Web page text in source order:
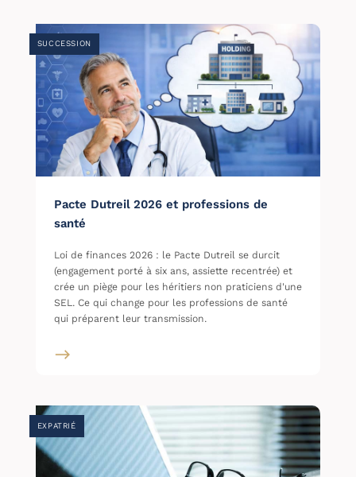
SUCCESSION
Pacte Dutreil 2026 et professions de
santé
Loi de finances 2026 : le Pacte Dutreil se durcit
(engagement porté à six ans, assiette recentrée) et
crée un piège pour les héritiers non praticiens d'une
SEL. Ce qui change pour les professions de santé
qui préparent leur transmission.
EXPATRIÉ